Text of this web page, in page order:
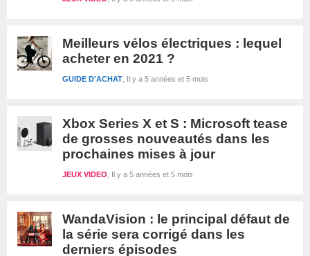
Meilleurs vélos électriques : lequel
acheter en 2021 ?
Il y a 5 années et 5 mois
GUIDE D'ACHAT
Xbox Series X et S : Microsoft tease
de grosses nouveautés dans les
prochaines mises à jour
Il y a 5 années et 5 mois
JEUX VIDEO
WandaVision : le principal défaut de
la série sera corrigé dans les
derniers épisodes